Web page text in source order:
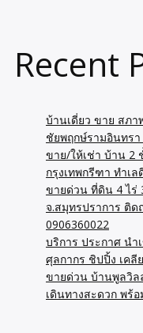
Recent
บ้านเดี่ยว ขาย สภา
ชัยพฤกษ์รามอินทร
ขาย/ให้เช่า บ้าน 2
กรุงเทพกรีฑา ทำเ
ขายด่วน ที่ดิน 4 ไร่
จ.สมุทรปราการ ติ
0906360022
บริการ ประกาศ น
ศุลกากร ชิปปิ้ง เค
ขายด่วน บ้านพูลวิล
เดินทางสะดวก พร้